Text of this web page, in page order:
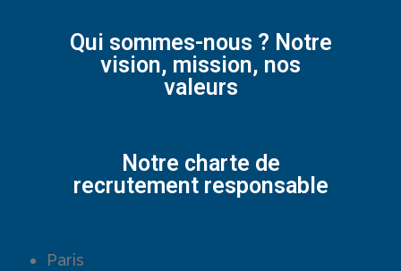
Qui sommes-nous ? Notre
vision, mission, nos
valeurs
Notre charte de
recrutement responsable
Paris